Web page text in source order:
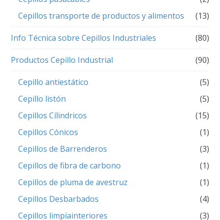
Cepillos transporte de productos y alimentos
(13)
Info Técnica sobre Cepillos Industriales (80)
Productos Cepillo Industrial (90)
Cepillo antiestático
(5)
Cepillo listón
(5)
Cepillos Cílindricos
(15)
Cepillos Cónicos
(1)
Cepillos de Barrenderos
(3)
Cepillos de fibra de carbono
(1)
Cepillos de pluma de avestruz
(1)
Cepillos Desbarbados
(4)
Cepillos limpiainteriores
(3)